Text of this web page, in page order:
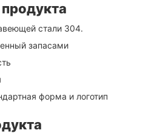
стали 304.
запасами
форма и логотип